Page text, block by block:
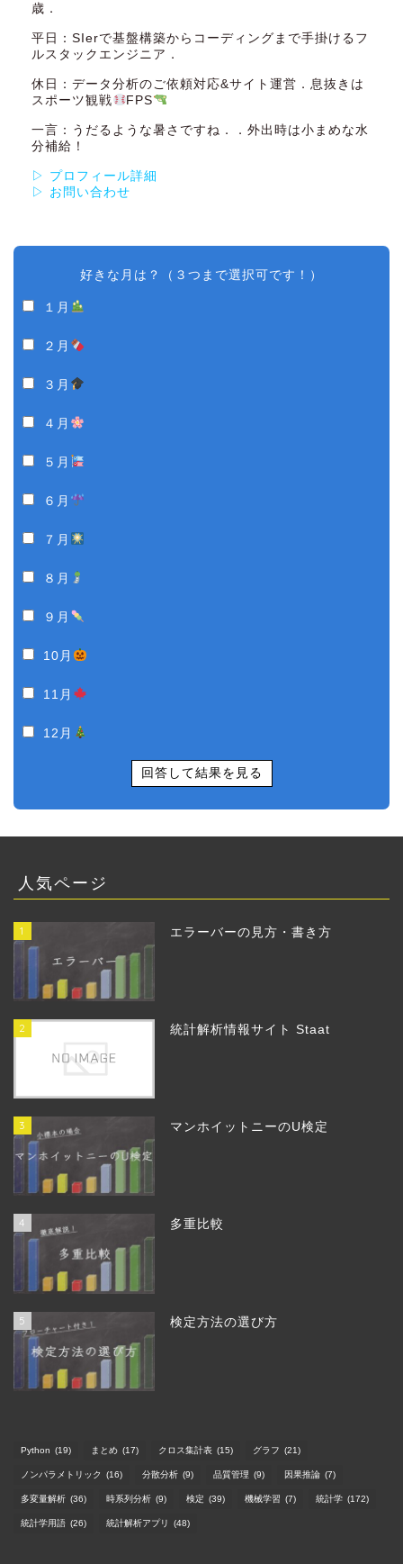
歳．
平日：SIerで基盤構築からコーディングまで手掛けるフ
ルスタックエンジニア．
休日：データ分析のご依頼対応&サイト運営．息抜きは
スポーツ観戦
FPS
一言：うだるような暑さですね．．外出時は小まめな水
分補給！
▷ プロフィール詳細
▷ お問い合わせ
好きな月は？（３つまで選択可です！）
１月
２月
３月
４月
５月
６月
７月
８月
９月
10月
11月
12月
回答して結果を見る
人気ページ
1 エラーバーの見方・書き方
2 統計解析情報サイト Staat
3 マンホイットニーのU検定
4 多重比較
5 検定方法の選び方
Python (19) まとめ (17) クロス集計表 (15) グラフ (21)
ノンパラメトリック (16) 分散分析 (9) 品質管理 (9) 因果推論 (7)
多変量解析 (36) 時系列分析 (9) 検定 (39) 機械学習 (7) 統計学 (172)
統計学用語 (26) 統計解析アプリ (48)